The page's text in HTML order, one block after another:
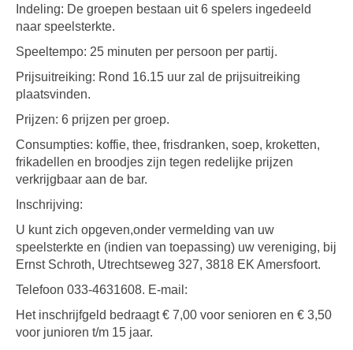
Indeling: De groepen bestaan uit 6 spelers ingedeeld
naar speelsterkte.
Speeltempo: 25 minuten per persoon per partij.
Prijsuitreiking: Rond 16.15 uur zal de prijsuitreiking
plaatsvinden.
Prijzen: 6 prijzen per groep.
Consumpties: koffie, thee, frisdranken, soep, kroketten,
frikadellen en broodjes zijn tegen redelijke prijzen
verkrijgbaar aan de bar.
Inschrijving:
U kunt zich opgeven,onder vermelding van uw
speelsterkte en (indien van toepassing) uw vereniging, bij
Ernst Schroth, Utrechtseweg 327, 3818 EK Amersfoort.
Telefoon 033-4631608. E-mail:
Het inschrijfgeld bedraagt € 7,00 voor senioren en € 3,50
voor junioren t/m 15 jaar.